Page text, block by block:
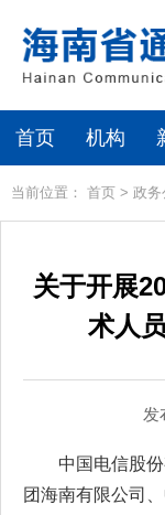
首页 机构
当前位置： 首页 > 政务
关于开展
术人
发
中国电信股
团海南有限公司